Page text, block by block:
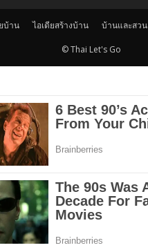
บ้าน ไอเดียสร้างบ้าน บ้านและสวน
© Thai Let's Go